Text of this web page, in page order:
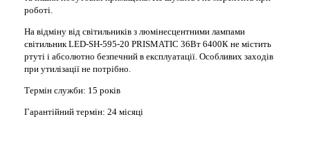
роботі.
На відміну від світильників з люмінесцентними лампами
світильник LED-SH-595-20 PRISMATIC 36Вт 6400К не містить
ртуті і абсолютно безпечний в експлуатації. Особливих заходів
при утилізації не потрібно.
Термін служби: 15 років
Гарантійний термін: 24 місяці